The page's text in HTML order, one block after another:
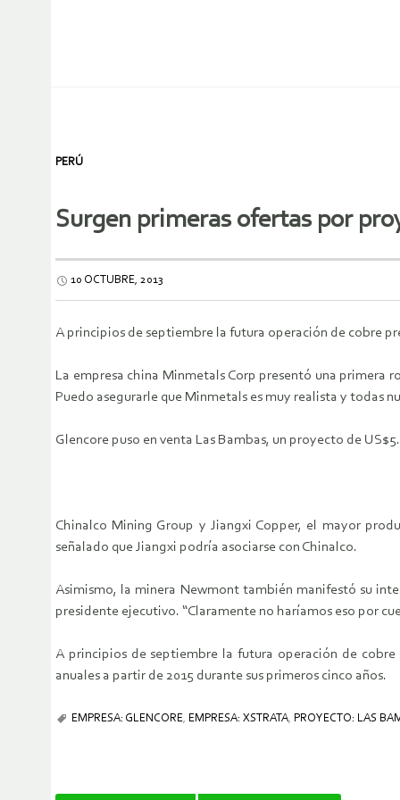
PERÚ
Surgen primeras ofertas por
10 OCTUBRE, 2013
A principios de septiembre la futura operación de cobre
La empresa china Minmetals Corp presentó una primera
Puedo asegurarle que Minmetals es muy realista y todas
Glencore puso en venta Las Bambas, un proyecto de
Chinalco Mining Group y Jiangxi Copper, el mayor
señalado que Jiangxi podría asociarse con Chinalco.
Asimismo, la minera Newmont también manifestó su
presidente ejecutivo. “Claramente no haríamos eso por
A principios de septiembre la futura operación de cobre
anuales a partir de 2015 durante sus primeros cinco años.
EMPRESA: GLENCORE, EMPRESA: XSTRATA, PROYECTO: LAS